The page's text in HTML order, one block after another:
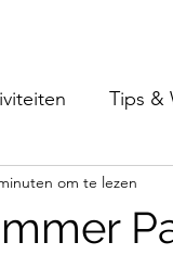
Tips &
vanom te lezen